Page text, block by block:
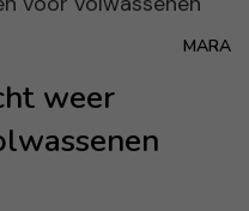
MARA
weer